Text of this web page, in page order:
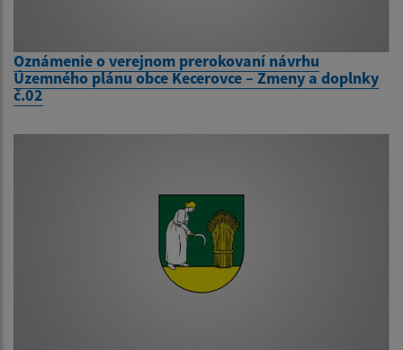
Oznámenie o verejnom prerokovaní návrhu
Územného plánu obce Kecerovce – Zmeny a doplnky
č.02